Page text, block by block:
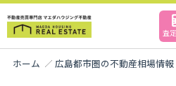
査
ホーム 広島都市圏の不動産相場情報